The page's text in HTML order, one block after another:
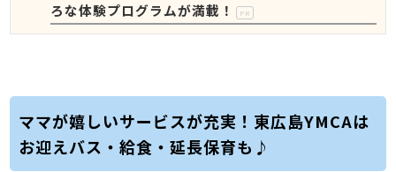
ろな体験プログラムが満載！
PR
ママが嬉しいサービスが充実！東広島YMCAは
お迎えバス・給食・延長保育も♪